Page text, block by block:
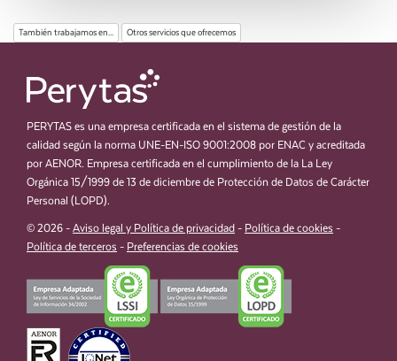
También trabajamos en... Otros servicios que ofrecemos
PERYTAS es una empresa certificada en el sistema de gestión de la
calidad según la norma UNE-EN-ISO 9001:2008 por ENAC y acreditada
por AENOR. Empresa certificada en el cumplimiento de la La Ley
Orgánica 15/1999 de 13 de diciembre de Protección de Datos de Carácter
Personal (LOPD).
© 2026 - Aviso legal y Política de privacidad - Política de cookies -
Política de terceros - Preferencias de cookies